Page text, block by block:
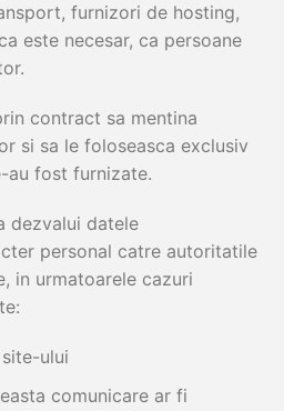
furnizori de hosting,
este necesar, ca persoane
contract sa mentina
si sa le foloseasca exclusiv
au fost furnizate.
dezvalui datele
personal catre autoritatile
in urmatoarele cazuri
ului
comunicare ar fi